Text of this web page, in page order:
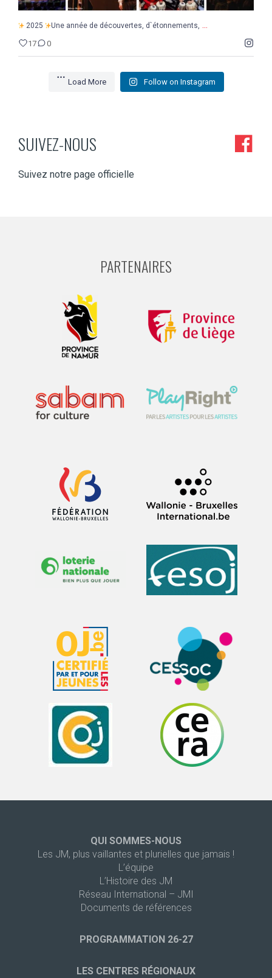
2025 Une année de découvertes, d`étonnements, ...
17 0
Load More Follow on Instagram
SUIVEZ-NOUS
Suivez notre page officielle
PARTENAIRES
QUI SOMMES-NOUS
Les JM, plus vaillantes et plurielles que jamais !
L’équipe
L’Histoire des JM
Réseau International – JMI
Documents de références
PROGRAMMATION 26-27
LES CENTRES RÉGIONAUX